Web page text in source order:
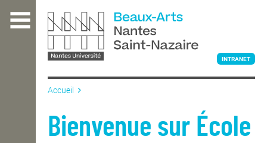
contenu
L'ÉCOLE
INTRANET
Accueil
Bienvenue sur École